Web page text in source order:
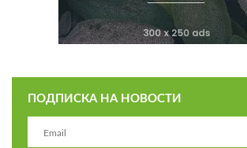
ПОДПИСКА НА НОВОСТИ